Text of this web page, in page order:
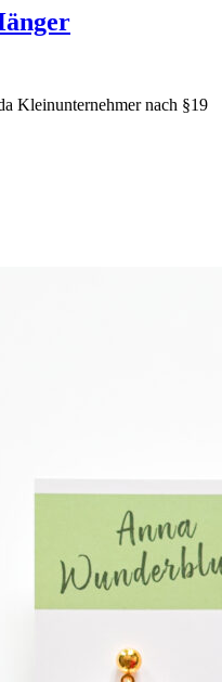
Kleinunternehmer nach §19